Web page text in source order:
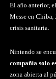
El año anterior,
Messe en Chiba,
crisis sanitaria.
Nintendo se
compañía solo
zona abierta al